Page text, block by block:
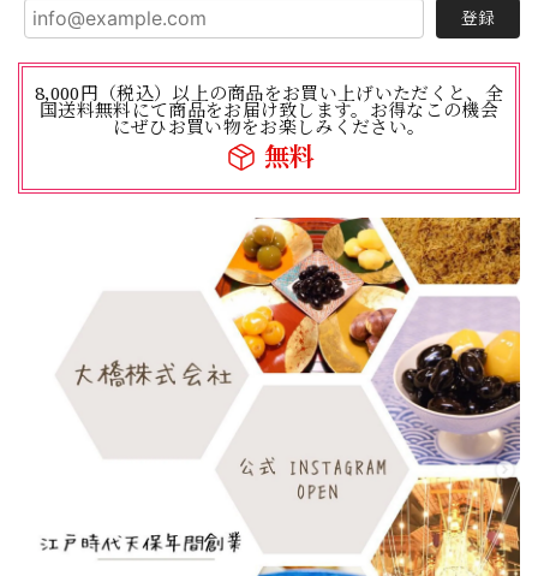
登録
8,000円（税込）以上の商品をお買い上げいただくと、全
国送料無料にて商品をお届け致します。お得なこの機会
にぜひお買い物をお楽しみください。
無料